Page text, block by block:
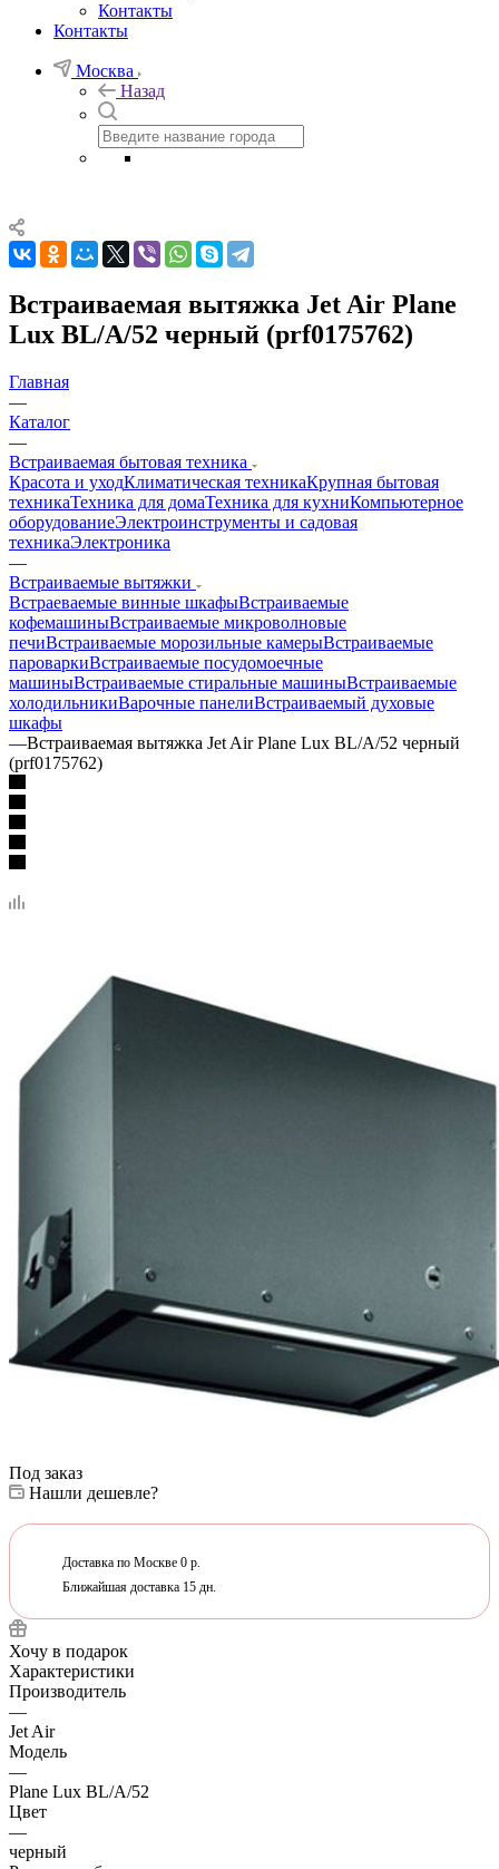
Контакты
Контакты
Москва
Назад
Встраиваемая вытяжка Jet Air Plane
Lux BL/A/52 черный (prf0175762)
Главная
—
Каталог
—
Встраиваемая бытовая техника
Красота и уходКлиматическая техникаКрупная бытовая
техникаТехника для домаТехника для кухниКомпьютерное
оборудованиеЭлектроинструменты и садовая
техникаЭлектроника
—
Встраиваемые вытяжки
Встраеваемые винные шкафыВстраиваемые
кофемашиныВстраиваемые микроволновые
печиВстраиваемые морозильные камерыВстраиваемые
пароваркиВстраиваемые посудомоечные
машиныВстраиваемые стиральные машиныВстраиваемые
холодильникиВарочные панелиВстраиваемый духовые
шкафы
—Встраиваемая вытяжка Jet Air Plane Lux BL/A/52 черный
(prf0175762)
Под заказ
Нашли дешевле?
Доставка по Москве 0 р.
Ближайшая доставка 15 дн.
Хочу в подарок
Характеристики
Производитель
—
Jet Air
Модель
—
Plane Lux BL/A/52
Цвет
—
черный